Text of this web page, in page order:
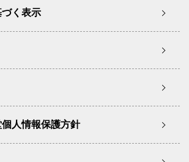
く表示
人情報保護方針